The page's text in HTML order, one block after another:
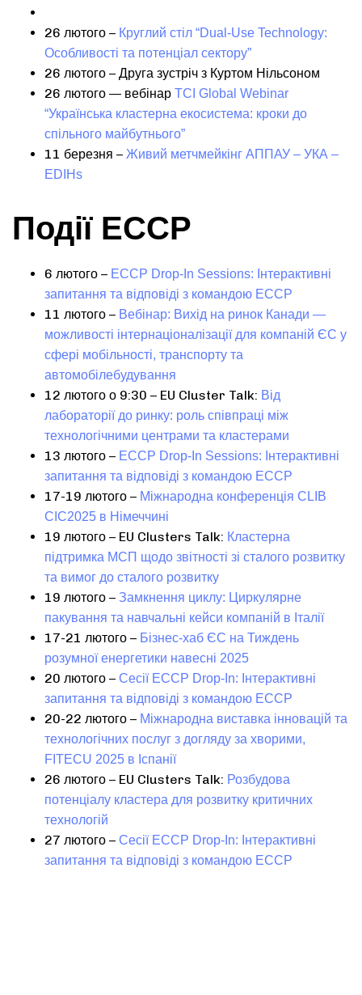
26 лютого – Круглий стіл “Dual-Use Technology:
Особливості та потенціал сектору”
26 лютого – Друга зустріч з Куртом Нільсоном
26 лютого — вебінар TCI Global Webinar
“Українська кластерна екосистема: кроки до
спільного майбутнього”
11 березня – Живий метчмейкінг АППАУ – УКА –
EDIHs
Події ЕССР
6 лютого – ECCP Drop-In Sessions: Інтерактивні
запитання та відповіді з командою ECCP
11 лютого – Вебінар: Вихід на ринок Канади —
можливості інтернаціоналізації для компаній ЄС у
сфері мобільності, транспорту та
автомобілебудування
12 лютого о 9:30 – EU Cluster Talk: Від
лабораторії до ринку: роль співпраці між
технологічними центрами та кластерами
13 лютого – ECCP Drop-In Sessions: Інтерактивні
запитання та відповіді з командою ECCP
17-19 лютого – Міжнародна конференція CLIB
CIC2025 в Німеччині
19 лютого – EU Clusters Talk: Кластерна
підтримка МСП щодо звітності зі сталого розвитку
та вимог до сталого розвитку
19 лютого – Замкнення циклу: Циркулярне
пакування та навчальні кейси компаній в Італії
17-21 лютого – Бізнес-хаб ЄС на Тиждень
розумної енергетики навесні 2025
20 лютого – Сесії ECCP Drop-In: Інтерактивні
запитання та відповіді з командою ECCP
20-22 лютого – Міжнародна виставка інновацій та
технологічних послуг з догляду за хворими,
FITECU 2025 в Іспанії
26 лютого – EU Clusters Talk: Розбудова
потенціалу кластера для розвитку критичних
технологій
27 лютого – Сесії ECCP Drop-In: Інтерактивні
запитання та відповіді з командою ECCP